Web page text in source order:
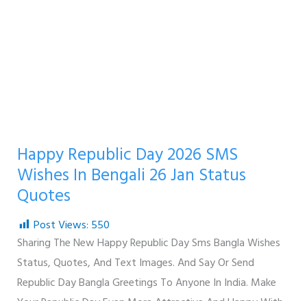
Happy Republic Day 2026 SMS
Wishes In Bengali 26 Jan Status
Quotes
Post Views: 550
Sharing The New Happy Republic Day Sms Bangla Wishes
Status, Quotes, And Text Images. And Say Or Send
Republic Day Bangla Greetings To Anyone In India. Make